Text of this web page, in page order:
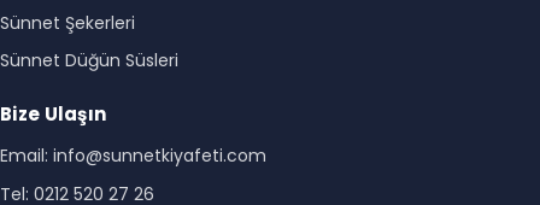
Sünnet Şekerleri
Sünnet Düğün Süsleri
Bize Ulaşın
Email: info@sunnetkiyafeti.com
Tel: 0212 520 27 26